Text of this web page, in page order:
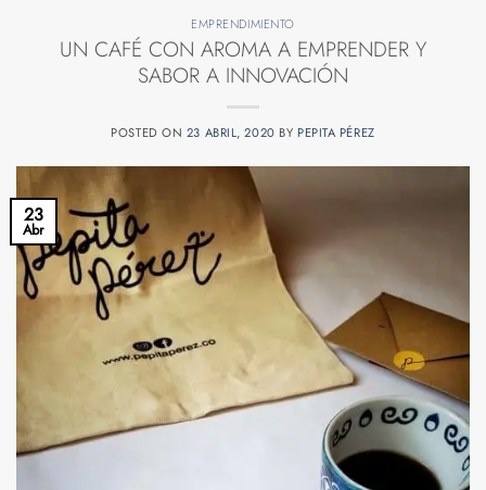
EMPRENDIMIENTO
UN CAFÉ CON AROMA A EMPRENDER Y
SABOR A INNOVACIÓN
POSTED ON 23 ABRIL, 2020 BY PEPITA PÉREZ
23
Abr